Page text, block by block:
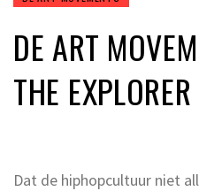
DE ART
THE EXPLORER
Dat de hiphopcultuur niet